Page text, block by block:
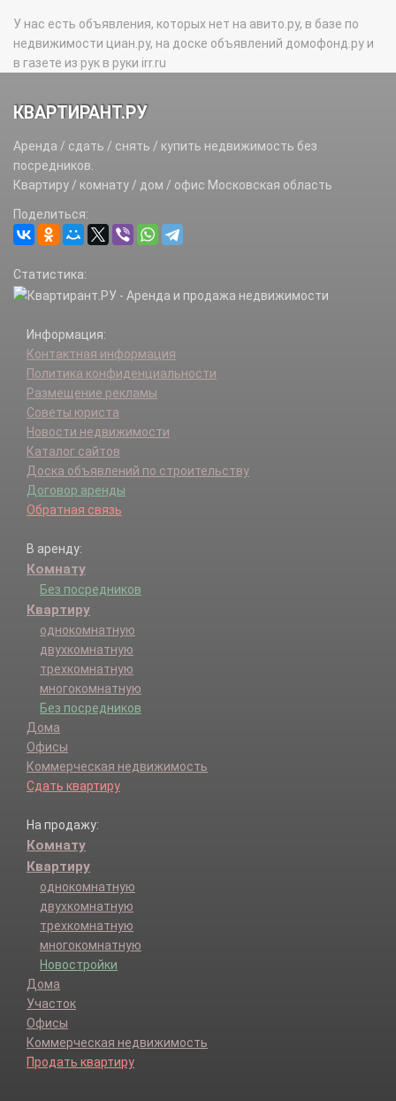
У нас есть объявления, которых нет на авито.ру, в базе по
недвижимости циан.ру, на доске объявлений домофонд.ру и
в газете из рук в руки irr.ru
КВАРТИРАНТ.РУ
Аренда / сдать / снять / купить недвижимость без
посредников.
Квартиру / комнату / дом / офис Московская область
Поделиться:
Статистика:
Информация:
Контактная информация
Политика конфиденциальности
Размещение рекламы
Советы юриста
Новости недвижимости
Каталог сайтов
Доска объявлений по строительству
Договор аренды
Обратная связь
В аренду:
Комнату
Без посредников
Квартиру
однокомнатную
двухкомнатную
трехкомнатную
многокомнатную
Без посредников
Дома
Офисы
Коммерческая недвижимость
Сдать квартиру
На продажу:
Комнату
Квартиру
однокомнатную
двухкомнатную
трехкомнатную
многокомнатную
Новостройки
Дома
Участок
Офисы
Коммерческая недвижимость
Продать квартиру